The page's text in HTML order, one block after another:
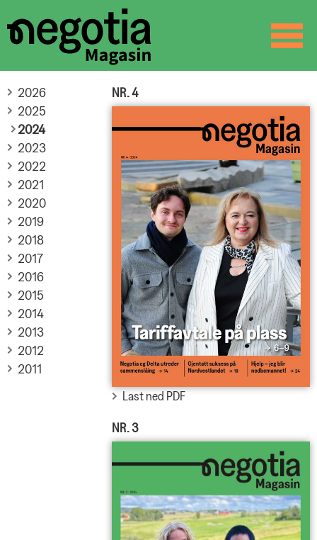
☰
2026
2025
2024
2023
2022
2021
2020
2019
2018
2017
2016
2015
2014
2013
2012
2011
NR. 4
Last ned PDF
NR. 3